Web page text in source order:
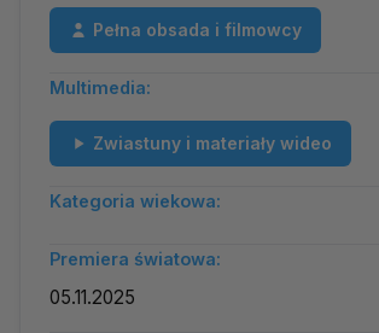
Pełna obsada i filmowcy
Multimedia:
Zwiastuny i materiały wideo
Kategoria wiekowa:
Premiera światowa:
05.11.2025